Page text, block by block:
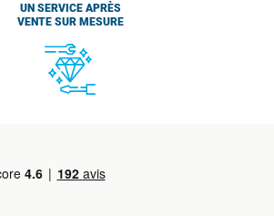
UN SERVICE APRÈS
VENTE SUR MESURE